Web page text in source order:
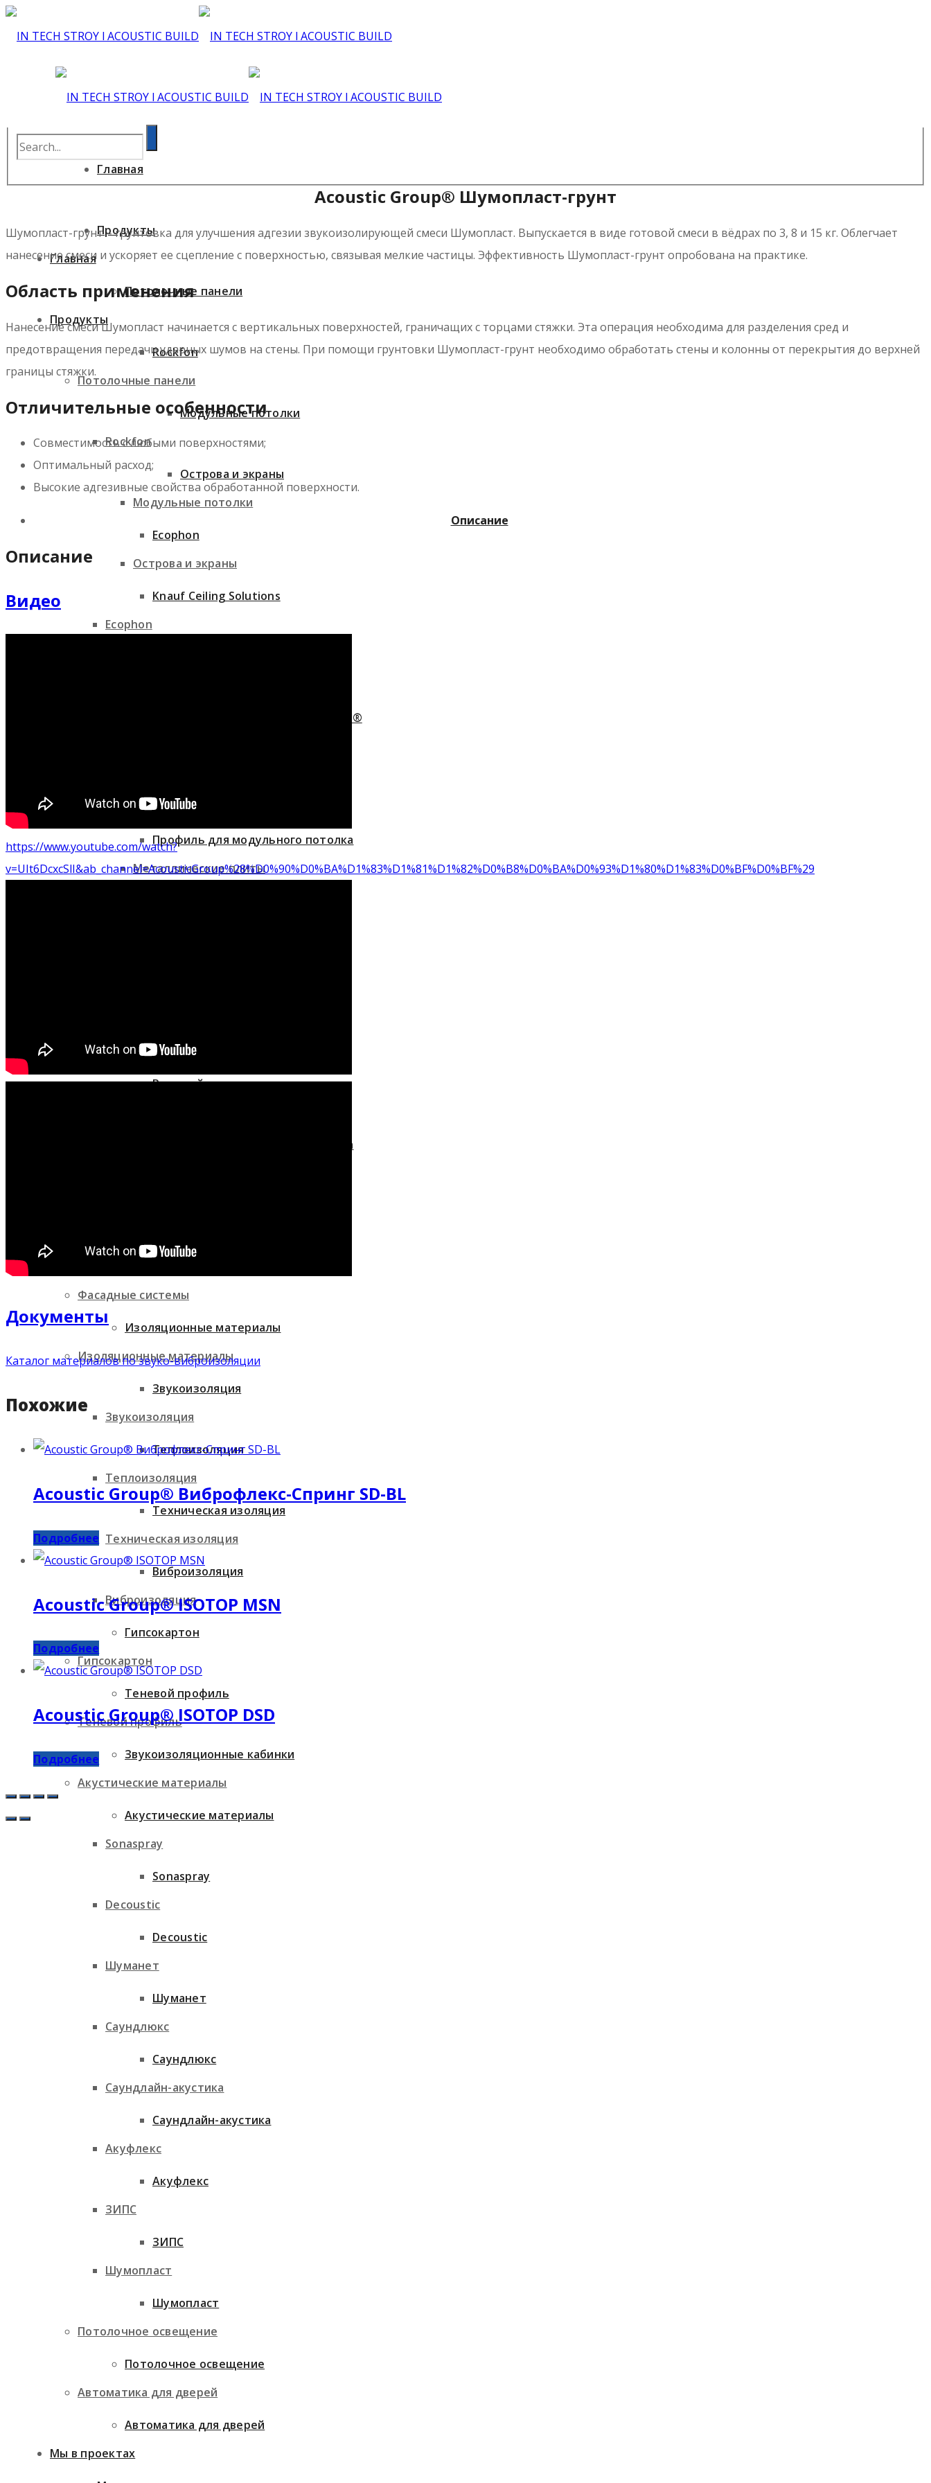
Главная
Продукты
Потолочные панели
Rockfon
Модульные потолки
Острова и экраны
Ecophon
Древесные плиты Heradesign®
Металлические плиты
Потолочные системы
Фасадные системы
Изоляционные материалы
Звукоизоляция
Теплоизоляция
Техническая изоляция
Виброизоляция
Гипсокартон
Теневой профиль
Акустические материалы
Sonaspray
Decoustic
Шуманет
Саундлюкс
Саундлайн-акустика
Акуфлекс
ЗИПС
Шумопласт
Потолочное освещение
Автоматика для дверей
Мы в проектах
Главная
Продукты
Потолочные панели
Rockfon
Модульные потолки
Острова и экраны
Ecophon
Knauf Ceiling Solutions
Древесные плиты Heradesign®
Профиль для модульного потолка
Реечный потолок
Профиль для модульного потолка
Изоляционные материалы
Звукоизоляция
Теплоизоляция
Техническая изоляция
Виброизоляция
Гипсокартон
Теневой профиль
Звукоизоляционные кабинки
Акустические материалы
Sonaspray
Decoustic
Шуманет
Саундлюкс
Саундлайн-акустика
Акуфлекс
ЗИПС
Шумопласт
Потолочное освещение
Автоматика для дверей
Acoustic Group® Шумопласт-грунт
Шумопласт-грунт – грунтовка для улучшения адгезии звукоизолирующей смеси Шумопласт. Выпускается в виде готовой смеси в вёдрах по 3, 8 и 15 кг. Облегчает
нанесение смеси и ускоряет ее сцепление с поверхностью, связывая мелкие частицы. Эффективность Шумопласт-грунт опробована на практике.
Область применения
Нанесение смеси Шумопласт начинается с вертикальных поверхностей, граничащих с торцами стяжки. Эта операция необходима для разделения сред и
предотвращения передачи ударных шумов на стены. При помощи грунтовки Шумопласт-грунт необходимо обработать стены и колонны от перекрытия до верхней
границы стяжки.
Отличительные особенности
Совместимость с любыми поверхностями;
Оптимальный расход;
Высокие адгезивные свойства обработанной поверхности.
Описание
Описание
Видео
https://www.youtube.com/watch?
v=UIt6DcxcSlI&ab_channel=AcousticGroup%28%D0%90%D0%BA%D1%83%D1%81%D1%82%D0%B8%D0%BA%D0%93%D1%80%D1%83%D0%BF%D0%BF%29
Документы
Каталог материалов по звуко-виброизоляции
Похожие
Acoustic Group® Виброфлекс-Спринг SD-BL
Подробнее
Acoustic Group® ISOTOP MSN
Подробнее
Acoustic Group® ISOTOP DSD
Подробнее